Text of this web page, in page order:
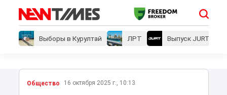
Выборы в Курултай ЛРТ Выпуск JURT
Общество 16 октября 2025 г., 10:13